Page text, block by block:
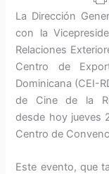
La Dirección
con la
Relaciones
Centro de
Dominicana (CEI-
de Cine de la
desde hoy jueves
Centro de
Este evento, que